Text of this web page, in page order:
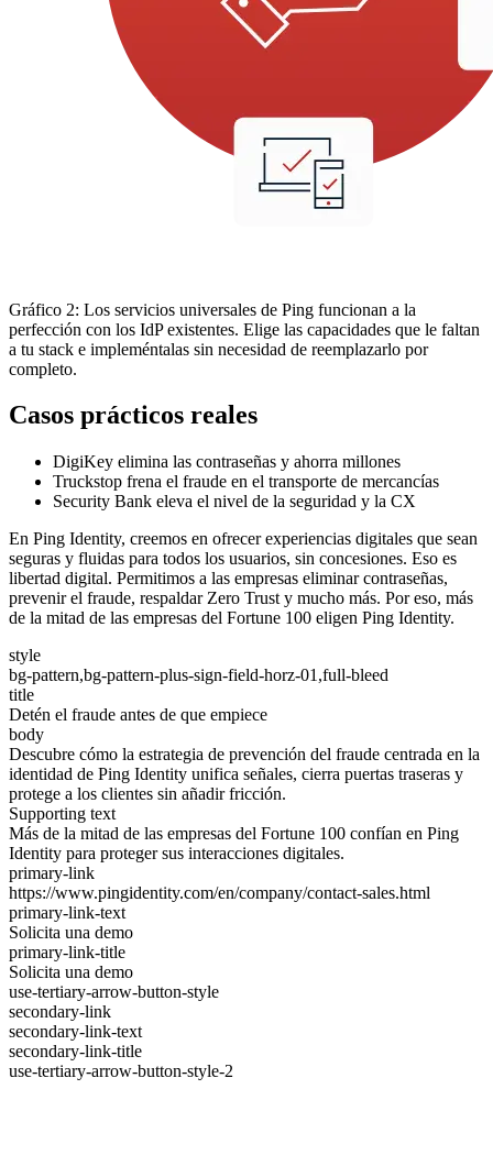
Gráfico 2: Los servicios universales de Ping funcionan a la
perfección con los IdP existentes. Elige las capacidades que le faltan
a tu stack e impleméntalas sin necesidad de reemplazarlo por
completo.
Casos prácticos reales
DigiKey elimina las contraseñas y ahorra millones
Truckstop frena el fraude en el transporte de mercancías
Security Bank eleva el nivel de la seguridad y la CX
En Ping Identity, creemos en ofrecer experiencias digitales que sean
seguras y fluidas para todos los usuarios, sin concesiones. Eso es
libertad digital. Permitimos a las empresas eliminar contraseñas,
prevenir el fraude, respaldar Zero Trust y mucho más. Por eso, más
de la mitad de las empresas del Fortune 100 eligen Ping Identity.
style
bg-pattern,bg-pattern-plus-sign-field-horz-01,full-bleed
title
Detén el fraude antes de que empiece
body
Descubre cómo la estrategia de prevención del fraude centrada en la
identidad de Ping Identity unifica señales, cierra puertas traseras y
protege a los clientes sin añadir fricción.
Supporting text
Más de la mitad de las empresas del Fortune 100 confían en Ping
Identity para proteger sus interacciones digitales.
primary-link
https://www.pingidentity.com/en/company/contact-sales.html
primary-link-text
Solicita una demo
primary-link-title
Solicita una demo
use-tertiary-arrow-button-style
secondary-link
secondary-link-text
secondary-link-title
use-tertiary-arrow-button-style-2